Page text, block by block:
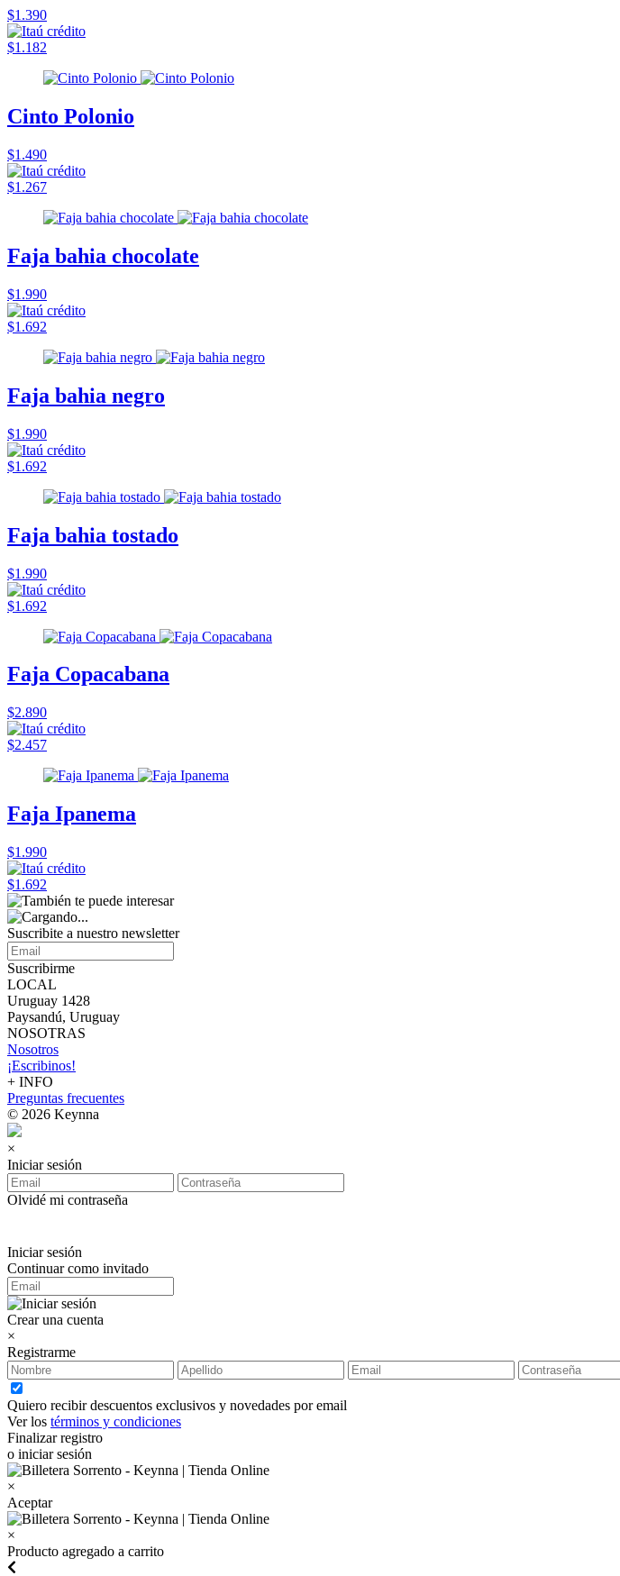
$1.390
$1.182
Cinto Polonio
$1.490
$1.267
Faja bahia chocolate
$1.990
$1.692
Faja bahia negro
$1.990
$1.692
Faja bahia tostado
$1.990
$1.692
Faja Copacabana
$2.890
$2.457
Faja Ipanema
$1.990
$1.692
Suscribite a nuestro newsletter
Suscribirme
LOCAL
Uruguay 1428
Paysandú, Uruguay
NOSOTRAS
Nosotros
¡Escribinos!
+ INFO
Preguntas frecuentes
© 2026 Keynna
×
Iniciar sesión
Olvidé mi contraseña
Iniciar sesión
Continuar como invitado
Crear una cuenta
×
Registrarme
Quiero recibir descuentos exclusivos y novedades por email
Ver los términos y condiciones
Finalizar registro
o iniciar sesión
×
Aceptar
×
Producto agregado a carrito